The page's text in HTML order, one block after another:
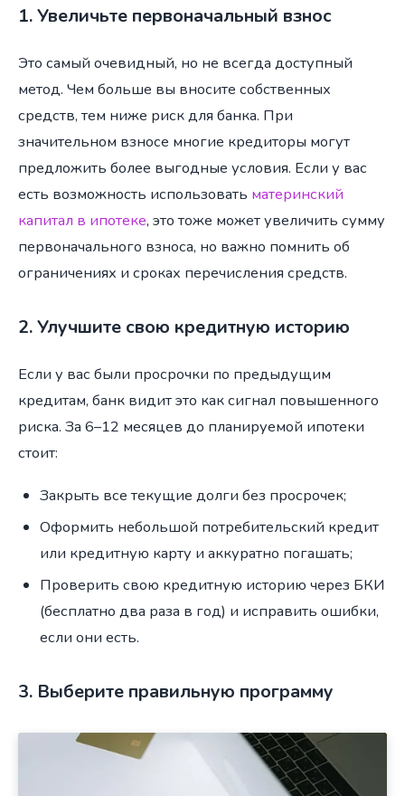
1. Увеличьте первоначальный взнос
Это самый очевидный, но не всегда доступный
метод. Чем больше вы вносите собственных
средств, тем ниже риск для банка. При
значительном взносе многие кредиторы могут
предложить более выгодные условия. Если у вас
есть возможность использовать материнский
капитал в ипотеке, это тоже может увеличить сумму
первоначального взноса, но важно помнить об
ограничениях и сроках перечисления средств.
2. Улучшите свою кредитную историю
Если у вас были просрочки по предыдущим
кредитам, банк видит это как сигнал повышенного
риска. За 6–12 месяцев до планируемой ипотеки
стоит:
Закрыть все текущие долги без просрочек;
Оформить небольшой потребительский кредит
или кредитную карту и аккуратно погашать;
Проверить свою кредитную историю через БКИ
(бесплатно два раза в год) и исправить ошибки,
если они есть.
3. Выберите правильную программу